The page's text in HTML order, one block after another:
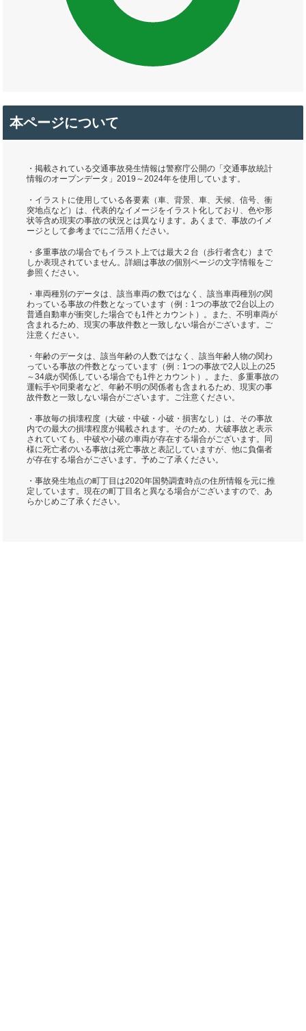
本ページについて
・掲載されている交通事故発生情報は警察庁公開の「交通事故統計
情報のオープンデータ」2019～2024年を使用しています。
・イラストに使用している各要素（車、背景、車、天候、信号、衝
突地点など）は、代表的なイメージをイラスト化しており、色や形
状等含め現実の事故の状況とは異なります。あくまで、事故のイメ
ージとして参考までにご活用ください。
・多重事故の場合でもイラスト上では最大２台（歩行者含む）まで
しか表現されていません。詳細は事故の個別ページの文字情報をご
参照ください。
・車両種別のデータは、該当車両の数ではなく、該当車両種別の関
わっている事故の件数となっています（例：1つの事故で2台以上の
普通自動車が衝突した場合でも1件とカウント）。また、不明車両が
含まれるため、現実の事故件数と一致しない場合がございます。ご
注意ください。
・年齢のデータは、該当年齢の人数ではなく、該当年齢人物の関わ
っている事故の件数となっています（例：1つの事故で2人以上の25
～34歳が関係している場合でも1件とカウント）。また、多重事故の
運転手や同乗者など、年齢不明の関係者も含まれるため、現実の事
故件数と一致しない場合がございます。ご注意ください。
・事故毎の損壊程度（大破・中破・小破・損害なし）は、その事故
内での最大の損壊程度が掲載されます。そのため、大破事故と表示
されていても、中破や小破の車両が存在する場合がございます。同
様に死亡者のいる事故は死亡事故と表記していますが、他に負傷者
が存在する場合がございます。予めご了承ください。
・事故発生地点の町丁目は2020年国勢調査時点の住所情報を元に推
定しています。現在の町丁目名と異なる場合がございますので、あ
らかじめご了承ください。